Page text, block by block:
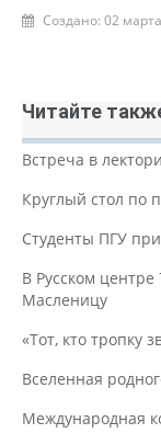
Создано: 02
Читайте
Встреча в
Круглый стол по
Студенты ПГУ
В Русском
Масленицу
«Тот, кто тропку
Вселенная
Международная